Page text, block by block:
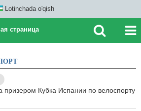
Lotinchada o'qish
страница
призером Кубка Испании по велоспорту